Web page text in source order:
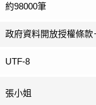
約98000筆
政府資料開放授權條款
UTF-8
張小姐